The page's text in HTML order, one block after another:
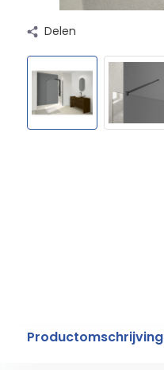
Delen
Productomschrijving